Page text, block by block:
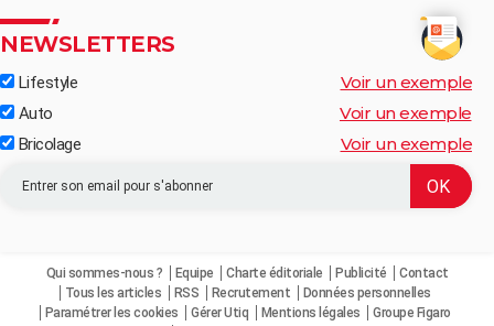
NEWSLETTERS
Lifestyle Voir un exemple
Auto Voir un exemple
Bricolage Voir un exemple
Qui sommes-nous ? Equipe Charte éditoriale Publicité
Contact
Tous les articles
RSS Recrutement
Données personnelles
Paramétrer les cookies
Gérer Utiq Mentions légales
Groupe Figaro